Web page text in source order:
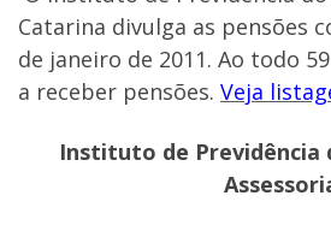
Catarina divulga as pensões
de janeiro de 2011. Ao todo
a receber pensões. Veja
Instituto de Previdência